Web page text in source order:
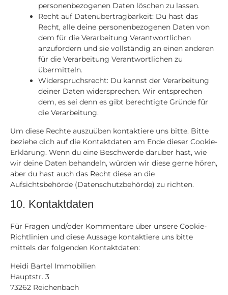
personenbezogenen Daten löschen zu lassen.
Recht auf Datenübertragbarkeit: Du hast das
Recht, alle deine personenbezogenen Daten von
dem für die Verarbeitung Verantwortlichen
anzufordern und sie vollständig an einen anderen
für die Verarbeitung Verantwortlichen zu
übermitteln.
Widerspruchsrecht: Du kannst der Verarbeitung
deiner Daten widersprechen. Wir entsprechen
dem, es sei denn es gibt berechtigte Gründe für
die Verarbeitung.
Um diese Rechte auszuüben kontaktiere uns bitte. Bitte
beziehe dich auf die Kontaktdaten am Ende dieser Cookie-
Erklärung. Wenn du eine Beschwerde darüber hast, wie
wir deine Daten behandeln, würden wir diese gerne hören,
aber du hast auch das Recht diese an die
Aufsichtsbehörde (Datenschutzbehörde) zu richten.
10. Kontaktdaten
Für Fragen und/oder Kommentare über unsere Cookie-
Richtlinien und diese Aussage kontaktiere uns bitte
mittels der folgenden Kontaktdaten:
Heidi Bartel Immobilien
Hauptstr. 3
73262 Reichenbach